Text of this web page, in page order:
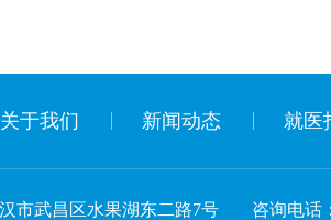
关于我们 新闻动态 就医
市武昌区水果湖东二路7号 咨询电话